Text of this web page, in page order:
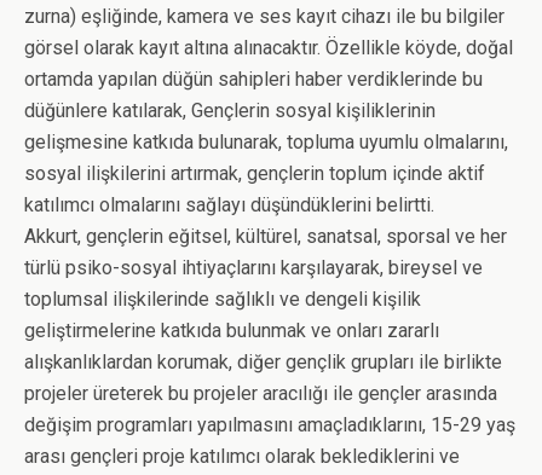
zurna) eşliğinde, kamera ve ses kayıt cihazı ile bu bilgiler
görsel olarak kayıt altına alınacaktır. Özellikle köyde, doğal
ortamda yapılan düğün sahipleri haber verdiklerinde bu
düğünlere katılarak, Gençlerin sosyal kişiliklerinin
gelişmesine katkıda bulunarak, topluma uyumlu olmalarını,
sosyal ilişkilerini artırmak, gençlerin toplum içinde aktif
katılımcı olmalarını sağlayı düşündüklerini belirtti.
Akkurt, gençlerin eğitsel, kültürel, sanatsal, sporsal ve her
türlü psiko-sosyal ihtiyaçlarını karşılayarak, bireysel ve
toplumsal ilişkilerinde sağlıklı ve dengeli kişilik
geliştirmelerine katkıda bulunmak ve onları zararlı
alışkanlıklardan korumak, diğer gençlik grupları ile birlikte
projeler üreterek bu projeler aracılığı ile gençler arasında
değişim programları yapılmasını amaçladıklarını, 15-29 yaş
arası gençleri proje katılımcı olarak beklediklerini ve